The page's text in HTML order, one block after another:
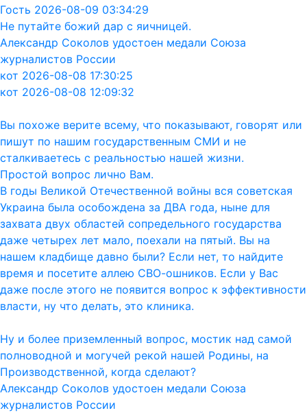
Гость 2026-08-09 03:34:29
Не путайте божий дар с яичницей.
Александр Соколов удостоен медали Союза
журналистов России
кот 2026-08-08 17:30:25
кот 2026-08-08 12:09:32
Вы похоже верите всему, что показывают, говорят или
пишут по нашим государственным СМИ и не
сталкиваетесь с реальностью нашей жизни.
Простой вопрос лично Вам.
В годы Великой Отечественной войны вся советская
Украина была особождена за ДВА года, ныне для
захвата двух областей сопредельного государства
даже четырех лет мало, поехали на пятый. Вы на
нашем кладбище давно были? Если нет, то найдите
время и посетите аллею СВО-ошников. Если у Вас
даже после этого не появится вопрос к эффективности
власти, ну что делать, это клиника.
Ну и более приземленный вопрос, мостик над самой
полноводной и могучей рекой нашей Родины, на
Производственной, когда сделают?
Александр Соколов удостоен медали Союза
журналистов России